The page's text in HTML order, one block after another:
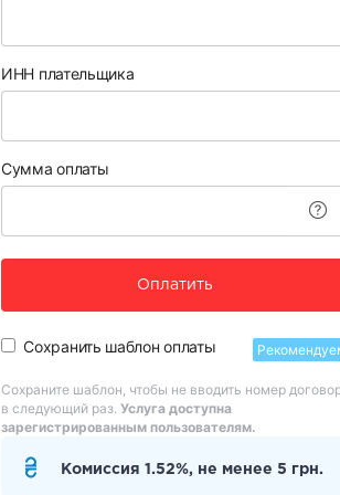
ИНН плательщика
Сумма оплаты
Оплатить
Сохранить шаблон оплаты
Сохраните шаблон, чтобы не вводить номер
в следующий раз. Услуга доступна
зарегистрированным пользователям.
Комиссия 1.52%, не менее 5 грн.